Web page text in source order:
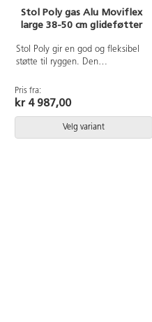
Stol Poly gas Alu Moviflex
large 38-50 cm glideføtter
Stol Poly gir en god og fleksibel
støtte til ryggen. Den
brukeren til en bedre sittestilling.
Stolen har en mekanisme som
retninger. Enkel rengjøring. Skall
i polyuretan. Børstet
Pris fra:
kr 4 987,00
Velg variant